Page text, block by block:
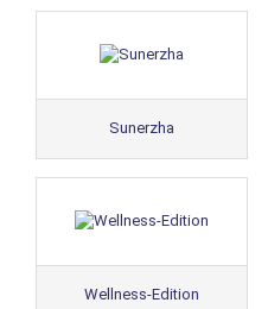
Sunerzha
Wellness-Edition